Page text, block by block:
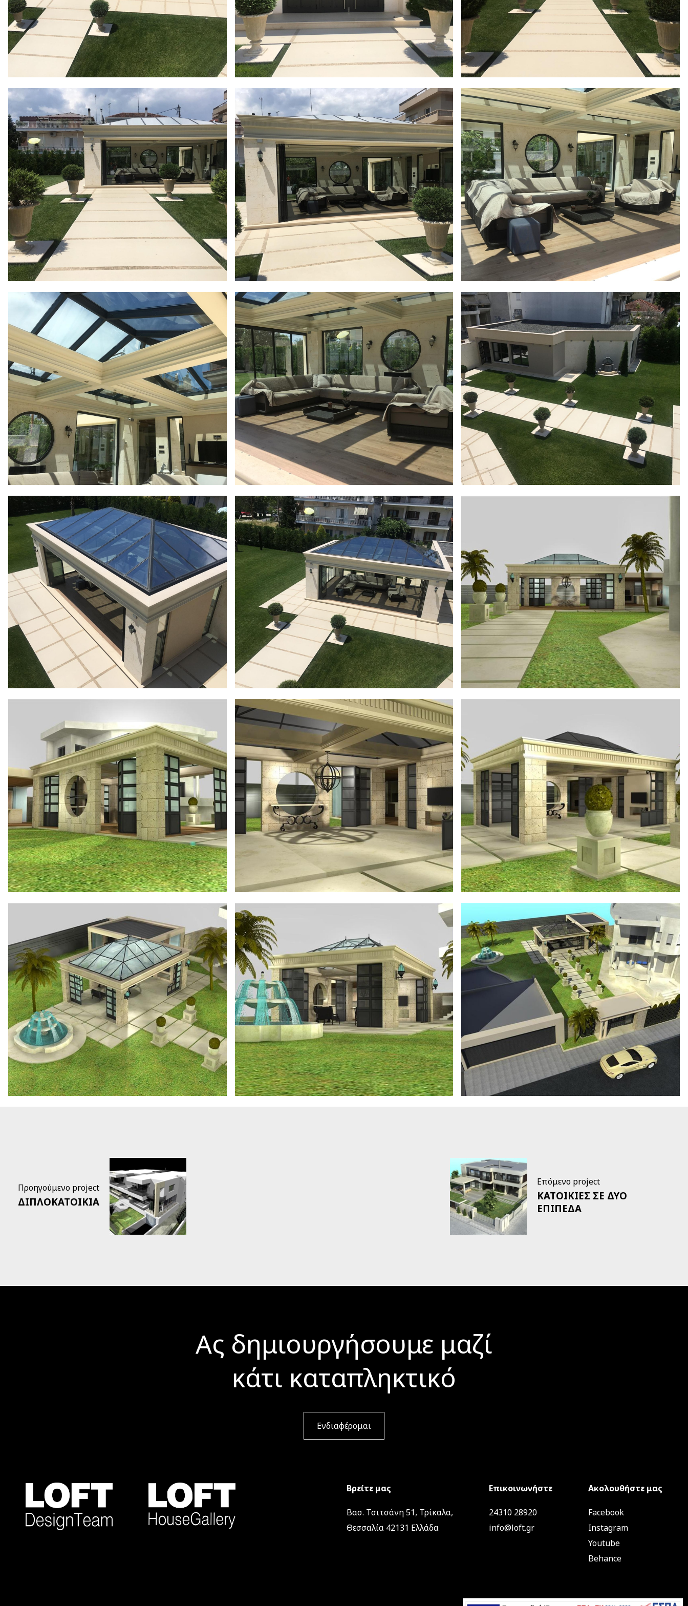
Προηγούμενο project
ΔΙΠΛΟΚΑΤΟΙΚΙΑ
Επόμενο project
ΚΑΤΟΙΚΙΕΣ ΣΕ ΔΥΟ
ΕΠΙΠΕΔΑ
Ας δημιουργήσουμε μαζί
κάτι καταπληκτικό
Ενδιαφέρομαι
Βρείτε μας
Βασ. Τσιτσάνη 51, Τρίκαλα,
Θεσσαλία 42131 Ελλάδα
Επικοινωνήστε
24310 28920
info@loft.gr
Ακολουθήστε μας
Facebook
Instagram
Youtube
Behance